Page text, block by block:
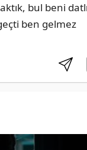
bul beni datlı
ben gelmez